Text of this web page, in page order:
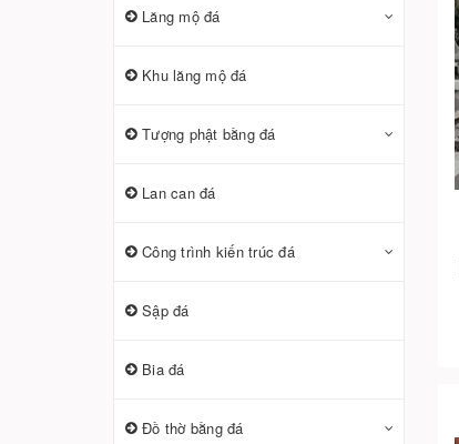
Lăng mộ đá
Khu lăng mộ đá
Tượng phật bằng đá
Lan can đá
Công trình kiến trúc đá
Sập đá
Bia đá
Đồ thờ bằng đá